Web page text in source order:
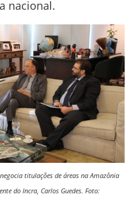
nacional.
titulações de áreas na Amazônia
do Incra, Carlos Guedes. Foto: